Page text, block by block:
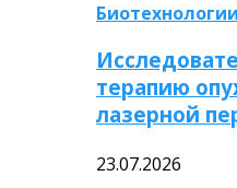
Биотехнологии
терапию
лазерной
23.07.2026